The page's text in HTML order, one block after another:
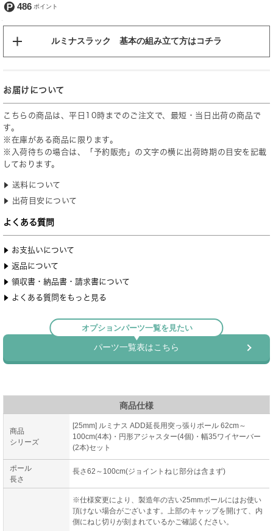
486
ルミナスラック 基本の組み立て方はコチラ
商品仕様
商品
シリーズ
[25mm] ルミナス ADD延長用突っ張りポール 62cm～
100cm(4本)・円形アジャスター(4個)・幅35ワイヤーバー
(2本)セット
ポール
長さ
長さ62～100cm(ジョイントねじ部分は含まず)
※仕様変更により、製造年の古い25mmポールにはお使い
頂けない場合がございます。上部のキャップを開けて、内
側にねじ切りが刻まれているかご確認ください。